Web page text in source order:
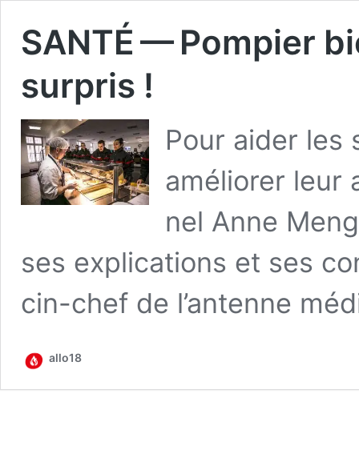
SANTÉ — Pompier
surpris !
Pour aider les
amé­lio­rer leur
nel Anne
ses expli­ca­tions et ses
cin-chef de l’antenne
allo18